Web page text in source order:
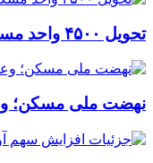
تحویل ۴۵۰۰ واحد مسکونی در پرند تا بهار ۱۴۰۴
نهضت ملی مسکن؛